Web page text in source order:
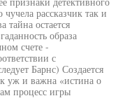
рассказчик так и
тайна остается
образа
счете -
с
Барнс) Создается
уж и важна «истина о
процесс игры